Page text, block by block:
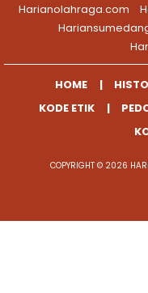
Harianolahraga.com
HOME
KODE ETIK
COPYRIGHT © 2026